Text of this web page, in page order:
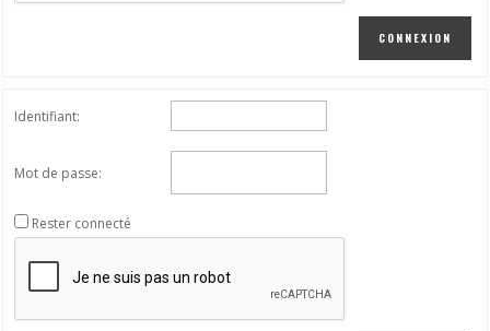
CONNEXION
Identifiant:
Mot de passe:
Rester connecté